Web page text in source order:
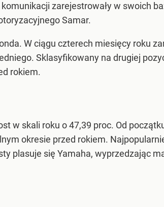
zarejestrowały w swoich
Samar.
W ciągu czterech miesięcy roku
Sklasyfikowany na drugiej
rokiem.
w skali roku o 47,39 proc. Od
okresie przed rokiem.
plasuje się Yamaha, wyprzedzając